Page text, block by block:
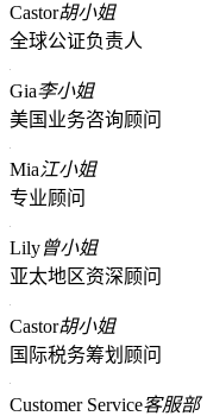
Castor胡小姐
全球公证负责人
Gia李小姐
美国业务咨询顾问
Mia江小姐
专业顾问
Lily曾小姐
亚太地区资深顾问
Castor胡小姐
国际税务筹划顾问
Customer Service客服部